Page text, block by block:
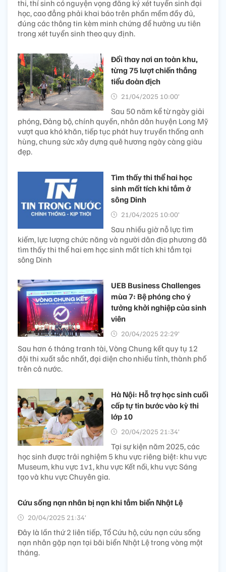
thi, thí sinh có nguyện vọng đăng ký xét tuyển sinh đại
học, cao đẳng phải khai báo trên phần mềm đầy đủ,
đúng các thông tin kèm minh chứng để hưởng ưu tiên
trong xét tuyển sinh theo quy định.
Đổi thay nơi an toàn khu,
từng 75 lượt chiến thắng
tiểu đoàn địch
21/04/2025 10:00’
Sau 50 năm kể từ ngày giải
phóng, Đảng bộ, chính quyền, nhân dân huyện Long Mỹ
vượt qua khó khăn, tiếp tục phát huy truyền thống anh
hùng, chung sức xây dựng quê hương ngày càng giàu
đẹp.
Tìm thấy thi thể hai học
sinh mất tích khi tắm ở
sông Dinh
21/04/2025 10:00’
Sau nhiều giờ nỗ lực tìm
kiếm, lực lượng chức năng và người dân địa phương đã
tìm thấy thi thể hai em học sinh mất tích khi tắm tại
sông Dinh
UEB Business Challenges
mùa 7: Bệ phóng cho ý
tưởng khởi nghiệp của sinh
viên
20/04/2025 22:29’
Sau hơn 6 tháng tranh tài, Vòng Chung kết quy tụ 12
đội thi xuất sắc nhất, đại diện cho nhiều tỉnh, thành phố
trên cả nước.
Hà Nội: Hỗ trợ học sinh cuối
cấp tự tin bước vào kỳ thi
lớp 10
20/04/2025 21:34’
Tại sự kiện năm 2025, các
học sinh được trải nghiệm 5 khu vực riêng biệt: khu vực
Museum, khu vực 1v1, khu vực Kết nối, khu vực Sáng
tạo và khu vực Chuyên gia.
Cứu sống nạn nhân bị nạn khi tắm biển Nhật Lệ
20/04/2025 21:34’
Đây là lần thứ 2 liên tiếp, Tổ Cứu hộ, cứu nạn cứu sống
nạn nhân gặp nạn tại bãi biển Nhật Lệ trong vòng một
tháng.